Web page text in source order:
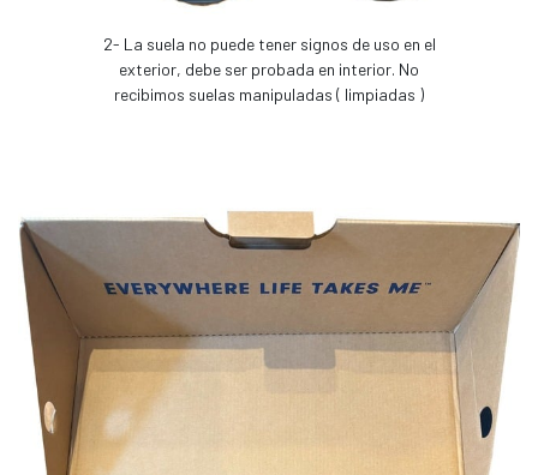
2- La suela no puede tener signos de uso en el
exterior, debe ser probada en interior. No
recibimos suelas manipuladas ( limpiadas )